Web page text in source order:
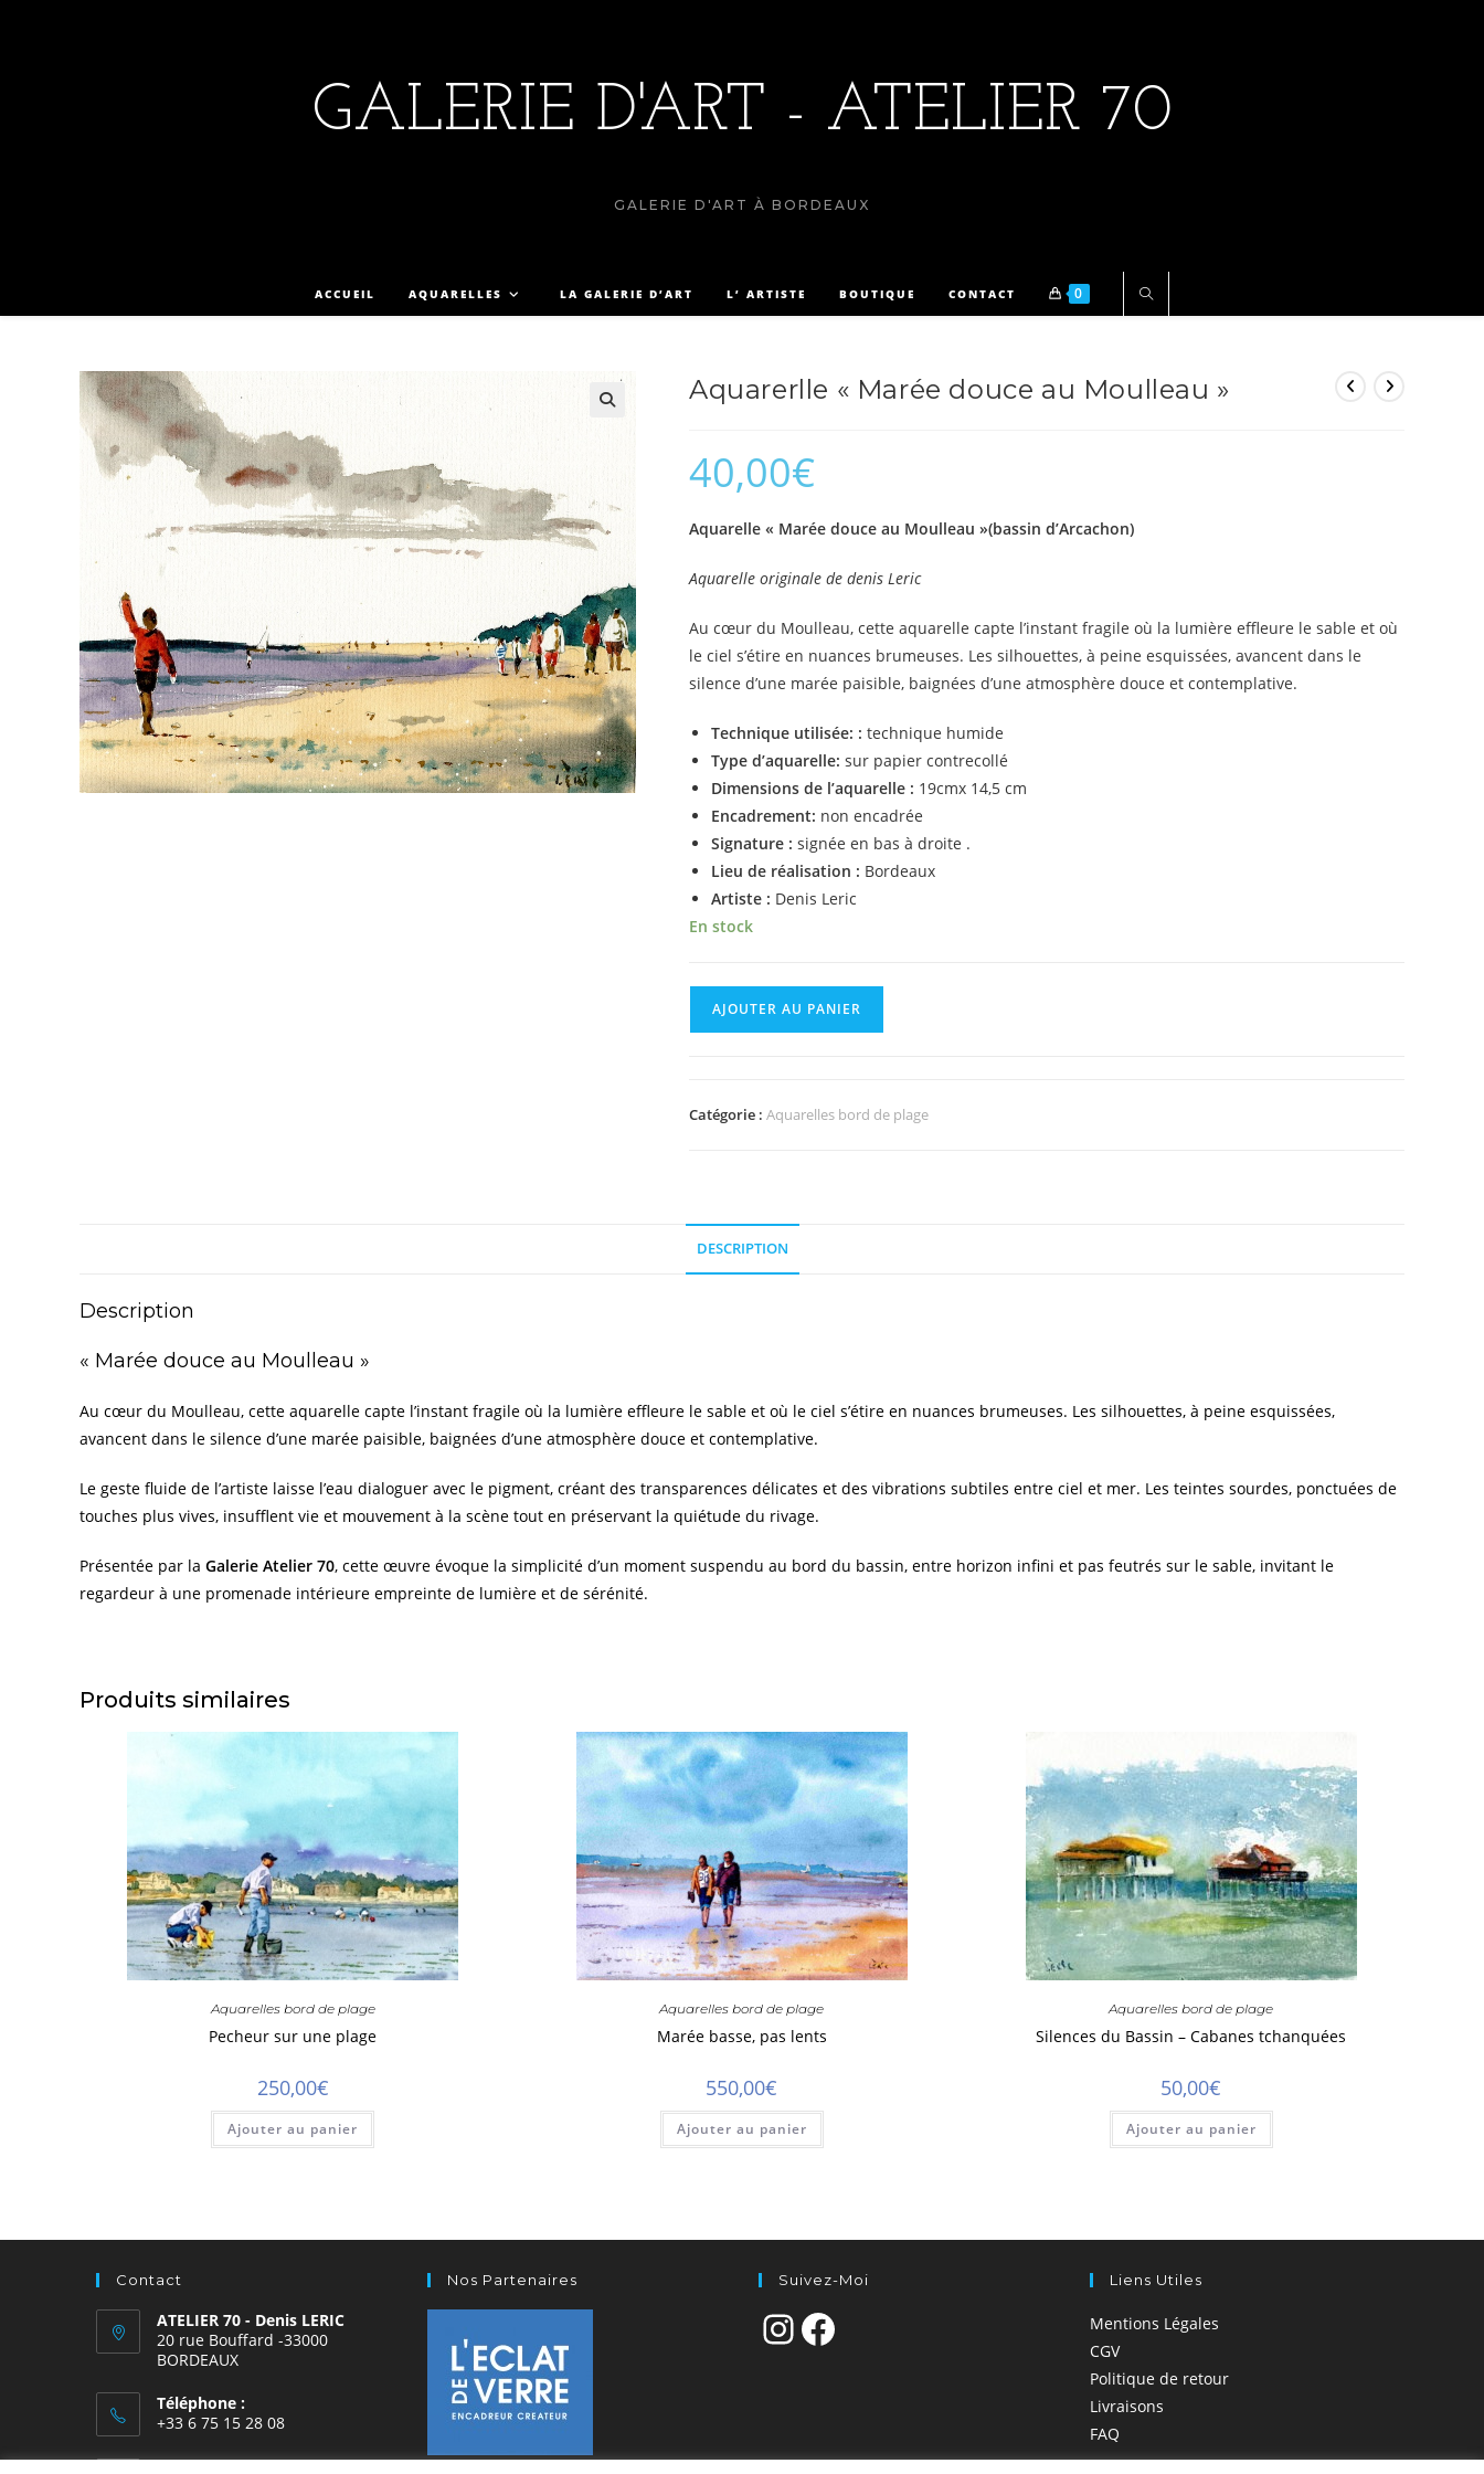
GALERIE D'ART - ATELIER 70
GALERIE D'ART À BORDEAUX
ACCUEIL AQUARELLES LA GALERIE D’ART L’ ARTISTE BOUTIQUE CONTACT 0
Aquarerlle « Marée douce au Moulleau »
40,00€
Aquarelle « Marée douce au Moulleau »(bassin d’Arcachon)
Aquarelle originale de denis Leric
Au cœur du Moulleau, cette aquarelle capte l’instant fragile où la lumière effleure le sable et où
le ciel s’étire en nuances brumeuses. Les silhouettes, à peine esquissées, avancent dans le
silence d’une marée paisible, baignées d’une atmosphère douce et contemplative.
Technique utilisée: : technique humide
Type d’aquarelle: sur papier contrecollé
Dimensions de l’aquarelle : 19cmx 14,5 cm
Encadrement: non encadrée
Signature : signée en bas à droite .
Lieu de réalisation : Bordeaux
Artiste : Denis Leric
En stock
AJOUTER AU PANIER
Catégorie : Aquarelles bord de plage
DESCRIPTION
Description
« Marée douce au Moulleau »
Au cœur du Moulleau, cette aquarelle capte l’instant fragile où la lumière effleure le sable et où le ciel s’étire en nuances brumeuses. Les silhouettes, à peine esquissées,
avancent dans le silence d’une marée paisible, baignées d’une atmosphère douce et contemplative.
Le geste fluide de l’artiste laisse l’eau dialoguer avec le pigment, créant des transparences délicates et des vibrations subtiles entre ciel et mer. Les teintes sourdes, ponctuées de
touches plus vives, insufflent vie et mouvement à la scène tout en préservant la quiétude du rivage.
Présentée par la Galerie Atelier 70, cette œuvre évoque la simplicité d’un moment suspendu au bord du bassin, entre horizon infini et pas feutrés sur le sable, invitant le
regardeur à une promenade intérieure empreinte de lumière et de sérénité.
Produits similaires
Aquarelles bord de plage
Pecheur sur une plage
250,00€
Ajouter au panier
Aquarelles bord de plage
Marée basse, pas lents
550,00€
Ajouter au panier
Aquarelles bord de plage
Silences du Bassin – Cabanes tchanquées
50,00€
Ajouter au panier
Contact
ATELIER 70 - Denis LERIC
20 rue Bouffard -33000
BORDEAUX
Téléphone :
+33 6 75 15 28 08
Nos Partenaires Suivez-Moi Liens Utiles
Mentions Légales
CGV
Politique de retour
Livraisons
FAQ